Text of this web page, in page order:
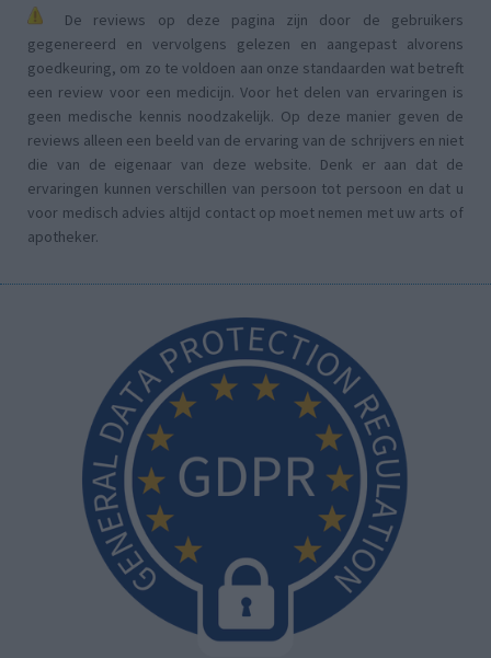
De reviews op deze pagina zijn door de gebruikers
gegenereerd en vervolgens gelezen en aangepast alvorens
goedkeuring, om zo te voldoen aan onze standaarden wat betreft
een review voor een medicijn. Voor het delen van ervaringen is
geen medische kennis noodzakelijk. Op deze manier geven de
reviews alleen een beeld van de ervaring van de schrijvers en niet
die van de eigenaar van deze website. Denk er aan dat de
ervaringen kunnen verschillen van persoon tot persoon en dat u
voor medisch advies altijd contact op moet nemen met uw arts of
apotheker.